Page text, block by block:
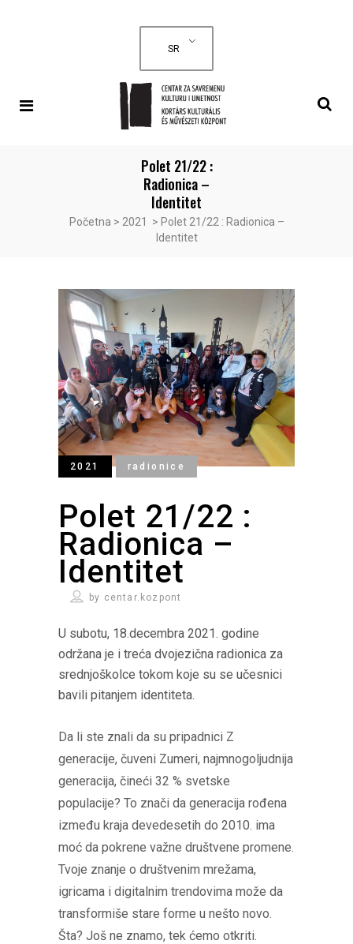
SR
Polet 21/22 :
Radionica –
Identitet
Početna > 2021 > Polet 21/22 : Radionica –
Identitet
2021 radionice
Polet 21/22 :
Radionica –
Identitet
by centar.kozpont
U subotu, 18.decembra 2021. godine
održana je i treća dvojezična radionica za
srednjoškolce tokom koje su se učesnici
bavili pitanjem identiteta.
Da li ste znali da su pripadnici Z
generacije, čuveni Zumeri, najmnogoljudnija
generacija, čineći 32 % svetske
populacije? To znači da generacija rođena
između kraja devedesetih do 2010. ima
moć da pokrene važne društvene promene.
Tvoje znanje o društvenim mrežama,
igricama i digitalnim trendovima može da
transformiše stare forme u nešto novo.
Šta? Još ne znamo, tek ćemo otkriti.